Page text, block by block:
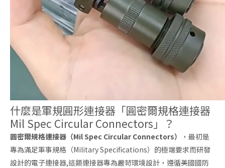
什麼是軍規圓形連接器「圓密爾規格連接器
Mil Spec Circular Connectors」？
圓密爾規格連接器（Mil Spec Circular Connectors）
，最初是
專為滿足軍事規格（Military Specifications）的極端要求而研發
設計的電子連接器,這類連接器專為嚴苛環境設計，遵循美國國防